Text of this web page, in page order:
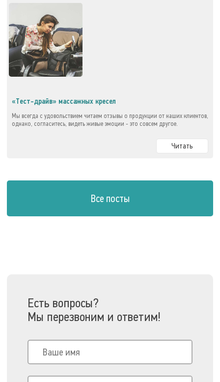
«Тест-драйв» массажных кресел
Мы всегда с удовольствием читаем отзывы о продукции от наших клиентов,
однако, согласитесь, видеть живые эмоции - это совсем другое.
Читать
Все посты
Есть вопросы?
Мы перезвоним и ответим!